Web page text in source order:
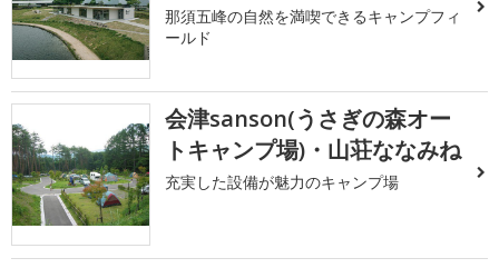
那須五峰の自然を満喫できるキャンプフィ
ールド
会津sanson(うさぎの森オー
トキャンプ場)・山荘ななみね
充実した設備が魅力のキャンプ場